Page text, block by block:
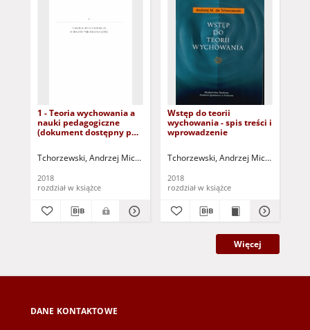
1 - Teoria wychowania a
nauki pedagogiczne
(dokument dostępny po
wzroku)
Tchorzewski, Andrzej Michał (1943- )
2018
rozdział w książce
Wstęp do teorii
wychowania - spis treści i
wprowadzenie
Tchorzewski, Andrzej Michał (1943- )
2018
rozdział w książce
Więcej
DANE KONTAKTOWE